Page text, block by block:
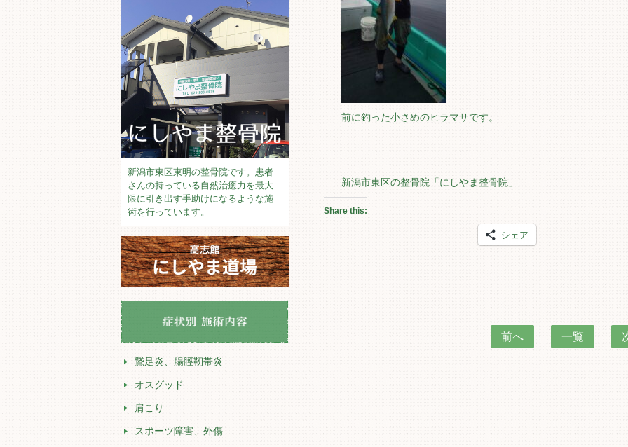
前に釣った小さめのヒラマサです。
新潟市東区の整骨院「にしやま整骨院」
Share this:
シェア
前へ 一覧
新潟市東区東明の整骨院です。患者
さんの持っている自然治癒力を最大
限に引き出す手助けになるような施
術を行っています。
鵞足炎、腸脛靭帯炎
オスグッド
肩こり
スポーツ障害、外傷